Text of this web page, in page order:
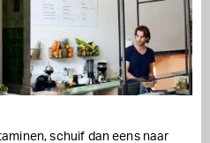
schuif dan eens naar